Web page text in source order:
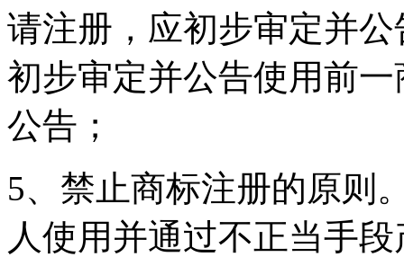
请注册，应初步审定并
初步审定并公告使用前
公告；
5、禁止商标注册的原则
人使用并通过不正当手